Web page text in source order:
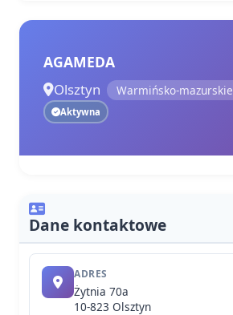
AGAMEDA
Olsztyn Warmińsko-mazurskie
Aktywna
Dane kontaktowe
ADRES
Żytnia 70a
10-823 Olsztyn